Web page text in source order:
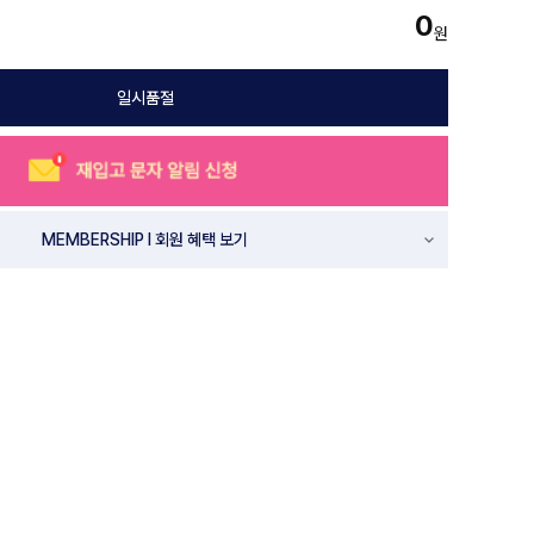
0원
일시품절
MEMBERSHIP l 회원 혜택 보기